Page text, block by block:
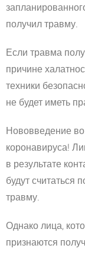
получил травму.
Если травма
причине
техники
не будет иметь
Нововведение
коронавируса!
в результате
будут считаться
травму.
Однако лица,
признаются